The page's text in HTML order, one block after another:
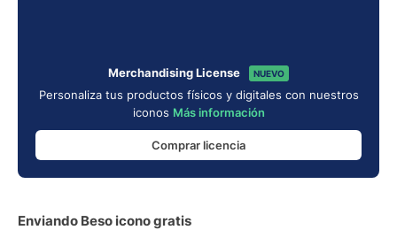
Merchandising License NUEVO
Personaliza tus productos físicos y digitales con nuestros
iconos Más información
Comprar licencia
Enviando Beso icono gratis